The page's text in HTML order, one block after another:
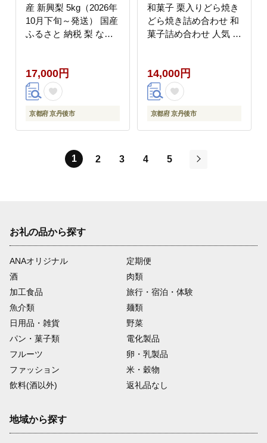
産 新興梨 5kg（2026年
10月下旬～発送） 国産
ふるさと 納税 梨 なし
新興 赤梨 送料無料
AM00718
17,000円
京都府 京丹後市
和菓子 栗入りどら焼き
どら焼き詰め合わせ 和
菓子詰め合わせ 人気 く
14,000円
京都府 京丹後市
1 2 3 4
5
お礼の品から探す
ANAオリジナル
定期便
酒
肉類
加工食品
旅行・宿泊・体験
魚介類
麺類
日用品・雑貨
野菜
パン・菓子類
電化製品
フルーツ
卵・乳製品
ファッション
米・穀物
飲料(酒以外)
返礼品なし
地域から探す